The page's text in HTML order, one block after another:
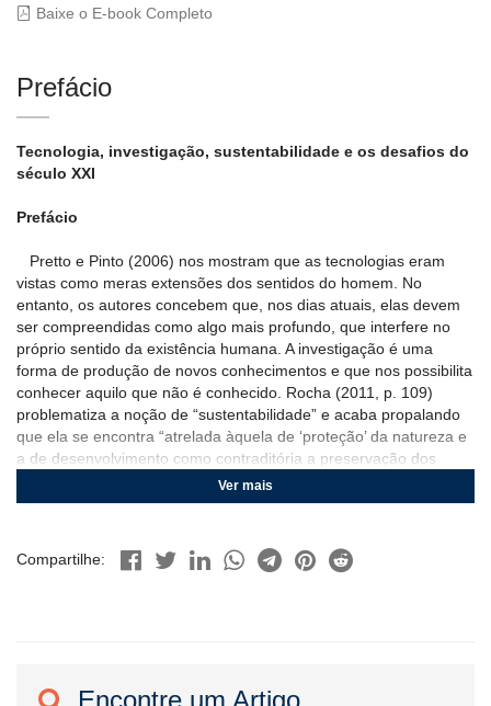
Baixe o E-book Completo
Prefácio
Tecnologia, investigação, sustentabilidade e os desafios do
século XXI
Prefácio
Pretto e Pinto (2006) nos mostram que as tecnologias eram
vistas como meras extensões dos sentidos do homem. No
entanto, os autores concebem que, nos dias atuais, elas devem
ser compreendidas como algo mais profundo, que interfere no
próprio sentido da existência humana. A investigação é uma
forma de produção de novos conhecimentos e que nos possibilita
conhecer aquilo que não é conhecido. Rocha (2011, p. 109)
problematiza a noção de “sustentabilidade” e acaba propalando
que ela se encontra “atrelada àquela de ‘proteção’ da natureza e
a de desenvolvimento como contraditória a preservação dos
recursos e a manutenção dos equilíbrios naturais”. No cenário
atual, são muitos os desafios para o século XXI. Dessa forma, a
Ciências (CONAPESC), realizada no ano de 2019 buscou
problematizar essas questões.
da sustentabilidade do planeta. Escolhemos esse foco de
Ver mais
Compartilhe: